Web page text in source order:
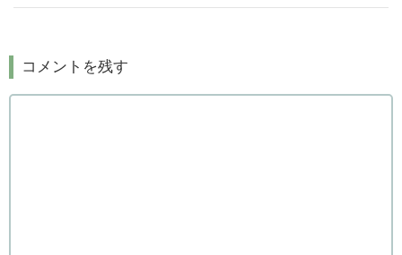
コメントを残す